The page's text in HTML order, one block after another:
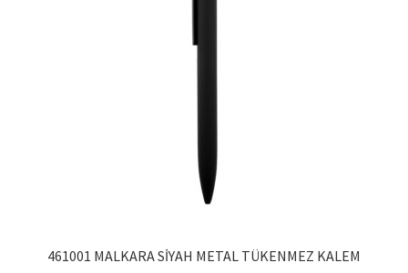
461001 MALKARA SİYAH METAL TÜKENMEZ KALEM